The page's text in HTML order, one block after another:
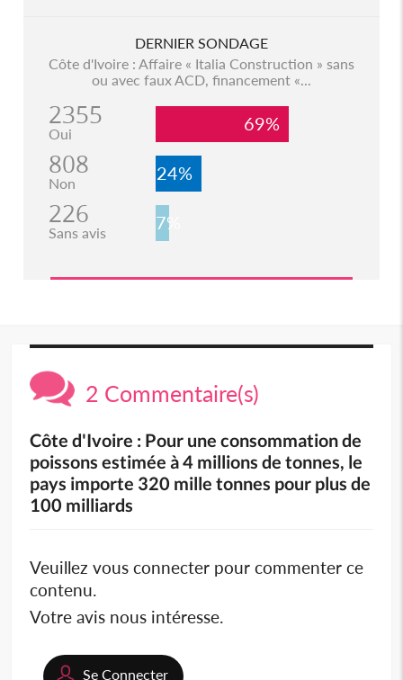
DERNIER SONDAGE
Côte d'Ivoire : Affaire « Italia Construction » sans
ou avec faux ACD, financement «...
2355
Oui 69%
808
Non 24%
226
Sans avis 7%
2 Commentaire(s)
Côte d'Ivoire : Pour une consommation de
poissons estimée à 4 millions de tonnes, le
pays importe 320 mille tonnes pour plus de
100 milliards
Veuillez vous connecter pour commenter ce
contenu.
Votre avis nous intéresse.
Se Connecter